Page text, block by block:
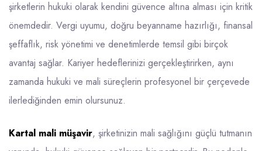
şirketlerin hukuki olarak kendini güvence altına alması için kritik
önemdedir. Vergi uyumu, doğru beyanname hazırlığı, finansal
şeffaflık, risk yönetimi ve denetimlerde temsil gibi birçok
avantaj sağlar. Kariyer hedeflerinizi gerçekleştirirken, aynı
zamanda hukuki ve mali süreçlerin profesyonel bir çerçevede
ilerlediğinden emin olursunuz.
Kartal mali müşavir, şirketinizin mali sağlığını güçlü tutmanın